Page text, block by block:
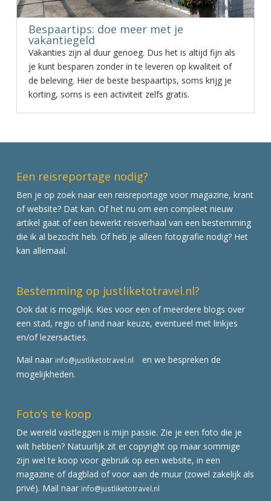
Bespaartips: doe meer met je
vakantiegeld
Vakanties zijn al duur genoeg. Dus het is altijd fijn als
je kunt besparen zonder in te leveren op kwaliteit of
de beleving. Hier de beste bespaartips, soms krijg je
korting, soms is een activiteit zelfs gratis.
Een reisreportage nodig?
Ben je op zoek naar een reisreportage voor magazine, krant
of website? Dat kan. Of het nu om een compleet nieuw
artikel gaat of een bewerkt reisverhaal van een bestemming
die ik al bezocht heb. Of heb je alleen fotografie nodig? Het
kan allemaal.
Bestemming op justliketotravel.nl?
Ook dat is mogelijk. Kies voor een of meerdere blogs over
een stad, regio of land naar keuze, eventueel met linkjes
en/of lezersacties.
Mail naar info@justliketotravel.nl
en we bespreken de
mogelijkheden.
Foto’s te koop
De wereld vastleggen is mijn passie. Zie je een foto die je
wilt hebben? Natuurlijk zit er copyright op maar sommige
zijn wel te koop voor gebruik op een website, in een
magazine of dagblad of voor aan de muur (zowel zakelijk als
privé). Mail naar info@justliketotravel.nl